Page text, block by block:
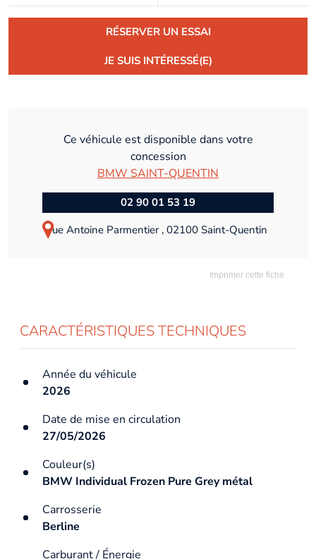
RÉSERVER UN ESSAI
JE SUIS INTÉRESSÉ(E)
Ce véhicule est disponible dans votre
concession
BMW SAINT-QUENTIN
02 90 01 53 19
rue Antoine Parmentier , 02100 Saint-Quentin
Imprimer cette fiche
CARACTÉRISTIQUES TECHNIQUES
Année du véhicule
2026
Date de mise en circulation
27/05/2026
Couleur(s)
BMW Individual Frozen Pure Grey métal
Carrosserie
Berline
Carburant / Énergie